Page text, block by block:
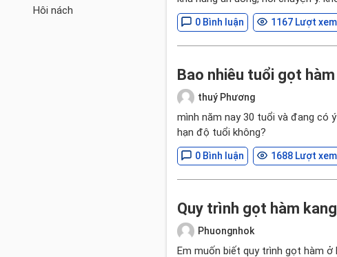
Hôi nách
0 Bình luận 1167 Lượt xem
Bao nhiêu tuổi gọt
thuý Phương
mình năm nay 30 tuổi và đang có
hạn độ tuổi không?
0 Bình luận 1688 Lượt xem
Quy trình gọt hàm
Phuongnhok
Em muốn biết quy trình gọt hàm